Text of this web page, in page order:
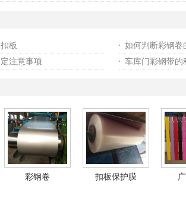
板
如何判断彩钢卷
注意事项
车库门彩钢带的
彩钢卷 扣板保护膜